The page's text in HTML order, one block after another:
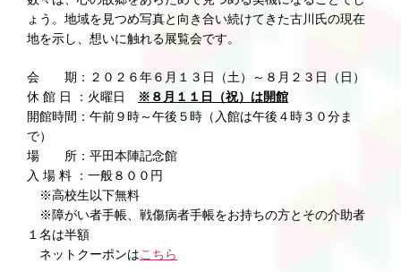
ょう。地域を見つめ写真と向き合い続けてきた古川氏の現在
地を示し、想いに触れる展覧会です。
会 期：２０２６年６月１３日（土）～８月２３日（日）
休 館 日 ：火曜日
※８月１１日（祝）は開館
開館時間：午前９時～午後５時（入館は午後４時３０分ま
で）
場 所：平田本陣記念館
入 場 料 ：一般８００円
※高校生以下無料
※障がい者手帳、戦傷病者手帳をお持ちの方とその介助者
１名は半額
ネットクーポンはこちら